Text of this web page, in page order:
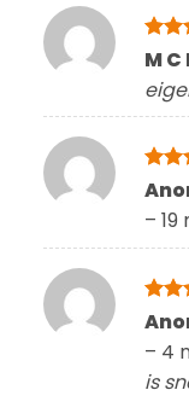
M
– 19
– 4
is